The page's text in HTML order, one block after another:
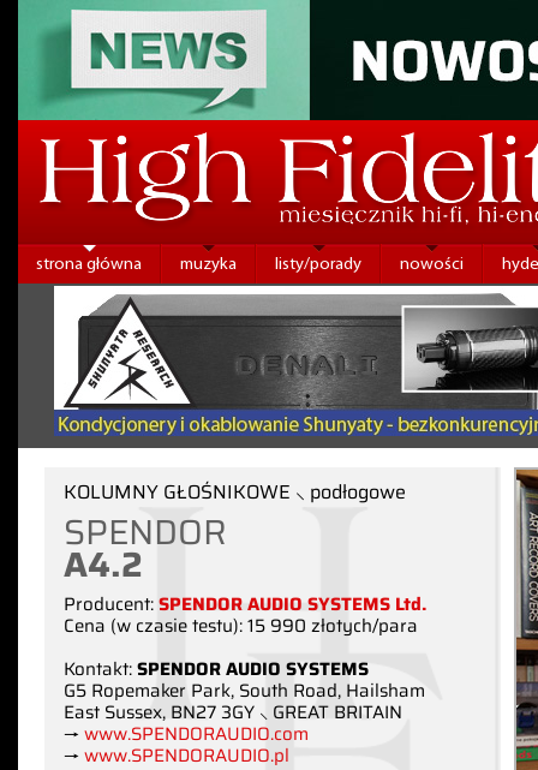
strona główna muzyka listy/porady nowości
KOLUMNY GŁOŚNIKOWE ⸜ podłogowe
SPENDOR
A4.2
Producent:SPENDOR AUDIO SYSTEMS Ltd.
Cena (w czasie testu): 15 990 złotych/para
Kontakt:SPENDOR AUDIO SYSTEMS
G5 Ropemaker Park, South Road, Hailsham
East Sussex, BN27 3GY ⸜ GREAT BRITAIN
→ www.SPENDORAUDIO.com
→ www.SPENDORAUDIO.pl